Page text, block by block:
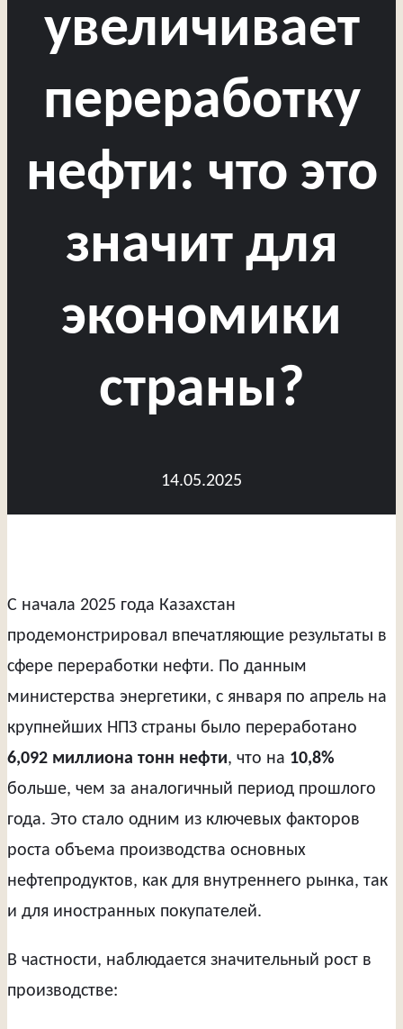
увеличивает
переработку
нефти: что это
значит для
экономики
страны?
14.05.2025
С начала 2025 года Казахстан
продемонстрировал впечатляющие результаты в
сфере переработки нефти. По данным
министерства энергетики, с января по апрель на
крупнейших НПЗ страны было переработано
6,092 миллиона тонн нефти, что на 10,8%
больше, чем за аналогичный период прошлого
года. Это стало одним из ключевых факторов
роста объема производства основных
нефтепродуктов, как для внутреннего рынка, так
и для иностранных покупателей.
В частности, наблюдается значительный рост в
производстве: